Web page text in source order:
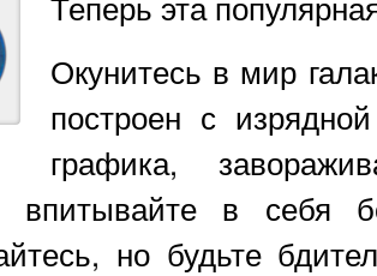
Окунитесь в мир
построен с
графика,
впитывайте в себя
но будьте